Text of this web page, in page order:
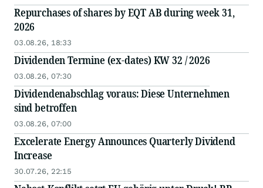
Repurchases of shares by EQT AB during week 31,
2026
03.08.26, 18:33
Dividenden Termine (ex-dates) KW 32 / 2026
03.08.26, 07:30
Dividendenabschlag voraus: Diese Unternehmen
sind betroffen
03.08.26, 07:00
Excelerate Energy Announces Quarterly Dividend
Increase
30.07.26, 22:15